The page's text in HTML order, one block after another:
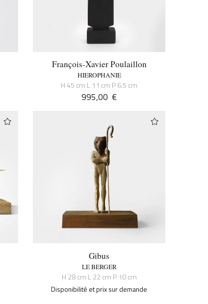
François-Xavier Poulaillon
HIEROPHANIE
H 45 cm L 11 cm P 6.5 cm
995,00 €
Gibus
LE BERGER
H 28 cm L 22 cm P 10 cm
Disponibilité et prix sur demande